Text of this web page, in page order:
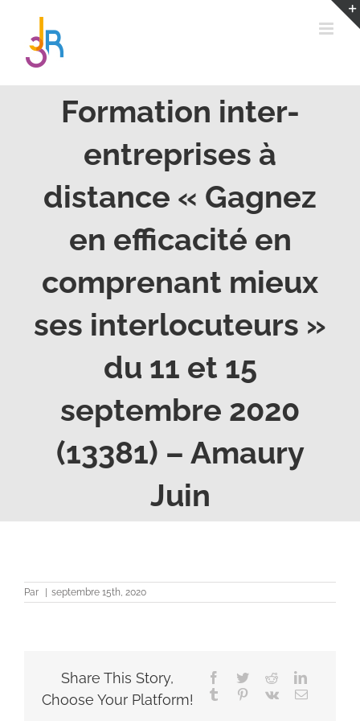
contenu
Formation inter-
entreprises à
distance « Gagnez
en efficacité en
comprenant mieux
ses interlocuteurs »
du 11 et 15
septembre 2020
(13381) – Amaury
Juin
Par septembre 15th, 2020
Share This Story,
Choose Your Platform!
Facebook
TwitterRedditLinkedIn
Tumblr Pinterest
Vk Email